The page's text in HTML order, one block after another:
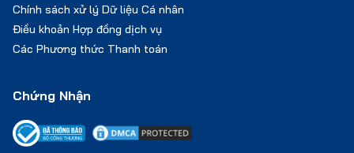
Chứng Nhận
Chính sách xử lý Dữ liệu Cá nhân
Điều khoản Hợp đồng dịch vụ
Các Phương thức Thanh toán